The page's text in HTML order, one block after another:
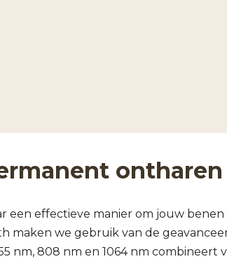
een effectieve manier om jouw
maken we gebruik van de
nm, 808 nm en 1064 nm combineert